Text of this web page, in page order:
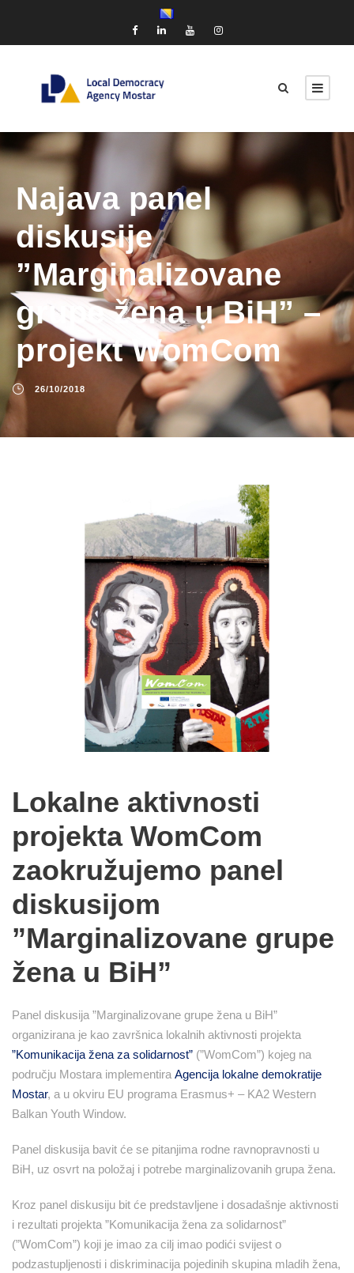
Najava panel
diskusije
”Marginalizovane
grupe žena u BiH” –
projekt WomCom
26/10/2018
Lokalne aktivnosti
projekta WomCom
zaokružujemo panel
diskusijom
”Marginalizovane grupe
žena u BiH”
Panel diskusija ”Marginalizovane grupe žena u BiH”
organizirana je kao završnica lokalnih aktivnosti projekta
”Komunikacija žena za solidarnost” (”WomCom”) kojeg na
području Mostara implementiraAgencija lokalne demokratije
Mostar, a u okviru EU programa Erasmus+ – KA2 Western
Balkan Youth Window.
Panel diskusija bavit će se pitanjima rodne ravnopravnosti u
BiH, uz osvrt na položaj i potrebe marginalizovanih grupa žena.
Kroz panel diskusiju bit će predstavljene i dosadašnje aktivnosti
i rezultati projekta ”Komunikacija žena za solidarnost”
(”WomCom”) koji je imao za cilj imao podići svijest o
podzastupljenosti i diskriminacija pojedinih skupina mladih žena,